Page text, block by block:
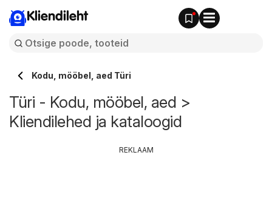
Kliendileht
Kodu, mööbel, aed Türi
Türi - Kodu, mööbel, aed >
Kliendilehed ja kataloogid
REKLAAM